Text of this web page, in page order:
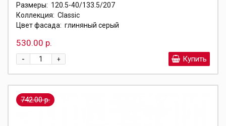
Размеры: 120.5-40/133.5/207
Коллекция: Classic
Цвет фасада: глиняный серый
530.00 р.
+
- Купить
742.00 р.